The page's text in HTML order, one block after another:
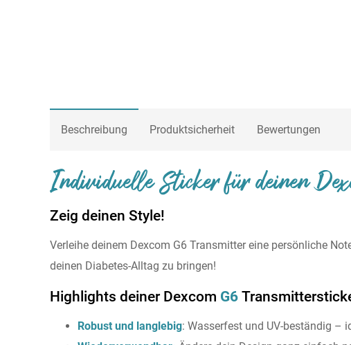
Beschreibung Produktsicherheit Bewertungen
Individuelle Sticker für deinen
Zeig deinen Style!
Verleihe deinem Dexcom G6 Transmitter eine persönliche
deinen Diabetes-Alltag zu bringen!
Highlights deiner Dexcom G6
Robust und langlebig: Wasserfest und UV-beständig –